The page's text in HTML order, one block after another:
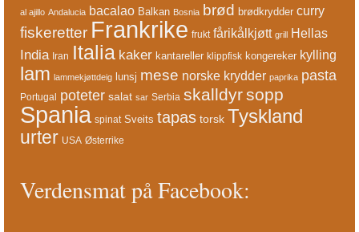
al ajillo Andalucia bacalao Balkan Bosnia brød brødkrydder curry
fiskeretter Frankrike frukt fårikålkjøtt grill Hellas
India Iran Italia kaker kantareller klippfisk kongereker kylling
lam lammekjøttdeig lunsj mese norske krydder paprika pasta
Portugal poteter salat sar Serbia skalldyrsopp
Spania spinat Sveits tapas torsk Tyskland
urter USA Østerrike
Verdensmat på Facebook: